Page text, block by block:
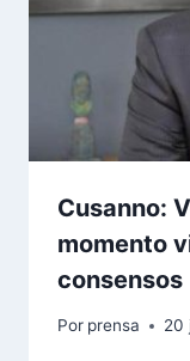
Cusanno:
momento
consensos
Por prensa 20